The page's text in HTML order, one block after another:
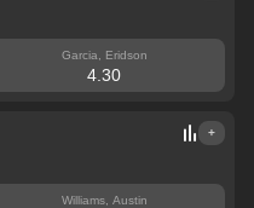
Garcia, Eridson
4.30
+
Williams, Austin